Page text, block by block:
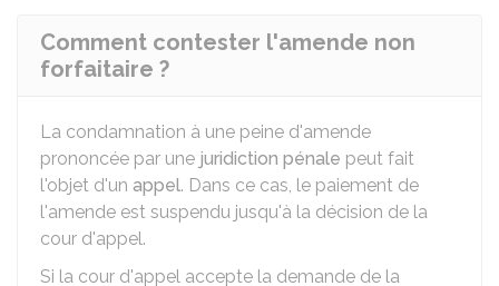
Comment contester l'amende non
forfaitaire ?
La condamnation à une peine d'amende
prononcée par une juridiction pénale peut fait
l'objet d'un appel. Dans ce cas, le paiement de
l'amende est suspendu jusqu'à la décision de la
cour d'appel.
Si la cour d'appel accepte la demande de la